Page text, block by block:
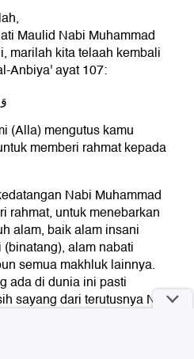
Maulid Nabi Muhammad
marilah kita telaah kembali
Anbiya' ayat 107:
(Alla) mengutus kamu
memberi rahmat kepada
Nabi Muhammad
rahmat, untuk menebarkan
alam, baik alam insani
alam nabati
semua makhluk lainnya.
ada di dunia ini pasti
sayang dari terutusnya Nabi